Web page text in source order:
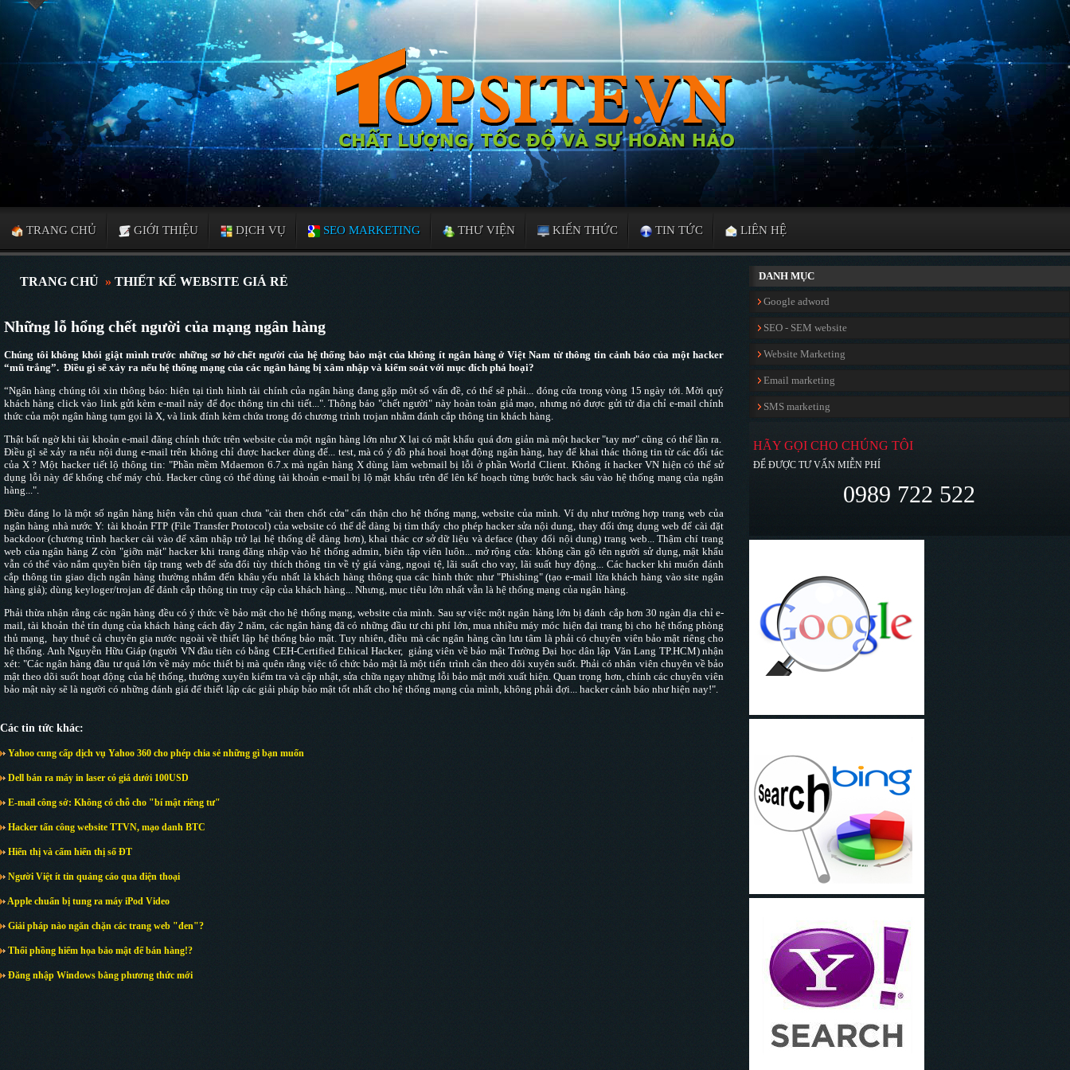
TRANG CHỦ GIỚI THIỆU DỊCH VỤ SEO MARKETING THƯ VIỆN KIẾN THỨC TIN TỨC LIÊN HỆ
TRANG CHỦ » THIẾT KẾ WEBSITE GIÁ RẺ
Những lỗ hổng chết người của mạng ngân hàng
Chúng tôi không khỏi giật mình trước những sơ hở chết người của hệ thống bảo mật của không ít ngân hàng ở Việt Nam từ thông tin cảnh báo của một hacker
“mũ trắng”. Điều gì sẽ xảy ra nếu hệ thống mạng của các ngân hàng bị xâm nhập và kiểm soát với mục đích phá hoại?
“Ngân hàng chúng tôi xin thông báo: hiện tại tình hình tài chính của ngân hàng đang gặp một số vấn đề, có thể sẽ phải... đóng cửa trong vòng 15 ngày tới. Mời quý
khách hàng click vào link gửi kèm e-mail này để đọc thông tin chi tiết...". Thông báo "chết người" này hoàn toàn giả mạo, nhưng nó được gửi từ địa chỉ e-mail chính
thức của một ngân hàng tạm gọi là X, và link đính kèm chứa trong đó chương trình trojan nhằm đánh cắp thông tin khách hàng.
Thật bất ngờ khi tài khoản e-mail đăng chính thức trên website của một ngân hàng lớn như X lại có mật khẩu quá đơn giản mà một hacker "tay mơ" cũng có thể lần ra.
Điều gì sẽ xảy ra nếu nội dung e-mail trên không chỉ được hacker dùng để... test, mà có ý đồ phá hoại hoạt động ngân hàng, hay để khai thác thông tin từ các đối tác
của X ? Một hacker tiết lộ thông tin: "Phần mềm Mdaemon 6.7.x mà ngân hàng X dùng làm webmail bị lỗi ở phần World Client. Không ít hacker VN hiện có thể sử
dụng lỗi này để khống chế máy chủ. Hacker cũng có thể dùng tài khoản e-mail bị lộ mật khẩu trên để lên kế hoạch từng bước hack sâu vào hệ thống mạng của ngân
hàng...".
Điều đáng lo là một số ngân hàng hiện vẫn chủ quan chưa "cài then chốt cửa" cẩn thận cho hệ thống mạng, website của mình. Ví dụ như trường hợp trang web của
ngân hàng nhà nước Y: tài khoản FTP (File Transfer Protocol) của website có thể dễ dàng bị tìm thấy cho phép hacker sửa nội dung, thay đổi ứng dụng web để cài đặt
backdoor (chương trình hacker cài vào để xâm nhập trở lại hệ thống dễ dàng hơn), khai thác cơ sở dữ liệu và deface (thay đổi nội dung) trang web... Thậm chí trang
web của ngân hàng Z còn "giỡn mặt" hacker khi trang đăng nhập vào hệ thống admin, biên tập viên luôn... mở rộng cửa: không cần gõ tên người sử dụng, mật khẩu
vẫn có thể vào nắm quyền biên tập trang web để sửa đổi tùy thích thông tin về tỷ giá vàng, ngoại tệ, lãi suất cho vay, lãi suất huy động... Các hacker khi muốn đánh
cắp thông tin giao dịch ngân hàng thường nhắm đến khâu yếu nhất là khách hàng thông qua các hình thức như "Phishing" (tạo e-mail lừa khách hàng vào site ngân
hàng giả); dùng keyloger/trojan để đánh cắp thông tin truy cập của khách hàng... Nhưng, mục tiêu lớn nhất vẫn là hệ thống mạng của ngân hàng.
Phải thừa nhận rằng các ngân hàng đều có ý thức về bảo mật cho hệ thống mạng, website của mình. Sau sự việc một ngân hàng lớn bị đánh cắp hơn 30 ngàn địa chỉ e-
mail, tài khoản thẻ tín dụng của khách hàng cách đây 2 năm, các ngân hàng đã có những đầu tư chi phí lớn, mua nhiều máy móc hiện đại trang bị cho hệ thống phòng
thủ mạng, hay thuê cả chuyên gia nước ngoài về thiết lập hệ thống bảo mật. Tuy nhiên, điều mà các ngân hàng cần lưu tâm là phải có chuyên viên bảo mật riêng cho
hệ thống. Anh Nguyễn Hữu Giáp (người VN đầu tiên có bằng CEH-Certified Ethical Hacker, giảng viên về bảo mật Trường Đại học dân lập Văn Lang TP.HCM) nhận
xét: "Các ngân hàng đầu tư quá lớn về máy móc thiết bị mà quên rằng việc tổ chức bảo mật là một tiến trình cần theo dõi xuyên suốt. Phải có nhân viên chuyên về bảo
mật theo dõi suốt hoạt động của hệ thống, thường xuyên kiểm tra và cập nhật, sửa chữa ngay những lỗi bảo mật mới xuất hiện. Quan trọng hơn, chính các chuyên viên
bảo mật này sẽ là người có những đánh giá để thiết lập các giải pháp bảo mật tốt nhất cho hệ thống mạng của mình, không phải đợi... hacker cảnh báo như hiện nay!".
Các tin tức khác:
Yahoo cung cấp dịch vụ Yahoo 360 cho phép chia sẻ những gì bạn muốn
Dell bán ra máy in laser có giá dưới 100USD
E-mail công sở: Không có chỗ cho "bí mật riêng tư"
Hacker tấn công website TTVN, mạo danh BTC
Hiển thị và cấm hiển thị số ĐT
Người Việt ít tin quảng cáo qua điện thoại
Apple chuẩn bị tung ra máy iPod Video
Giải pháp nào ngăn chặn các trang web "đen"?
Thổi phồng hiểm họa bảo mật để bán hàng!?
Đăng nhập Windows bằng phương thức mới
DANH MỤC
Google adword
SEO - SEM website
Website Marketing
Email marketing
SMS marketing
HÃY GỌI CHO CHÚNG TÔI
ĐỂ ĐƯỢC TƯ VẤN MIỄN PHÍ
0989 722 522